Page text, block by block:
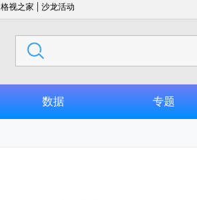
格视之家 | 沙龙活动
数据 专题